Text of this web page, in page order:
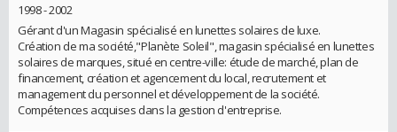
1998 - 2002
Gérant d'un Magasin spécialisé en lunettes solaires de luxe.
Création de ma société,"Planète Soleil", magasin spécialisé en lunettes
solaires de marques, situé en centre-ville: étude de marché, plan de
financement, création et agencement du local, recrutement et
management du personnel et développement de la société.
Compétences acquises dans la gestion d'entreprise.